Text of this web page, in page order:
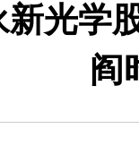
光学
阎